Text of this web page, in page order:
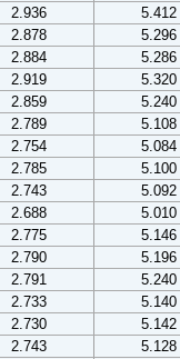
2.936 5.412
2.878 5.296
2.884 5.286
2.919 5.320
2.859 5.240
2.789 5.108
2.754 5.084
2.785 5.100
2.743 5.092
2.688 5.010
2.775 5.146
2.790 5.196
2.791 5.240
2.733 5.140
2.730 5.142
2.743 5.128